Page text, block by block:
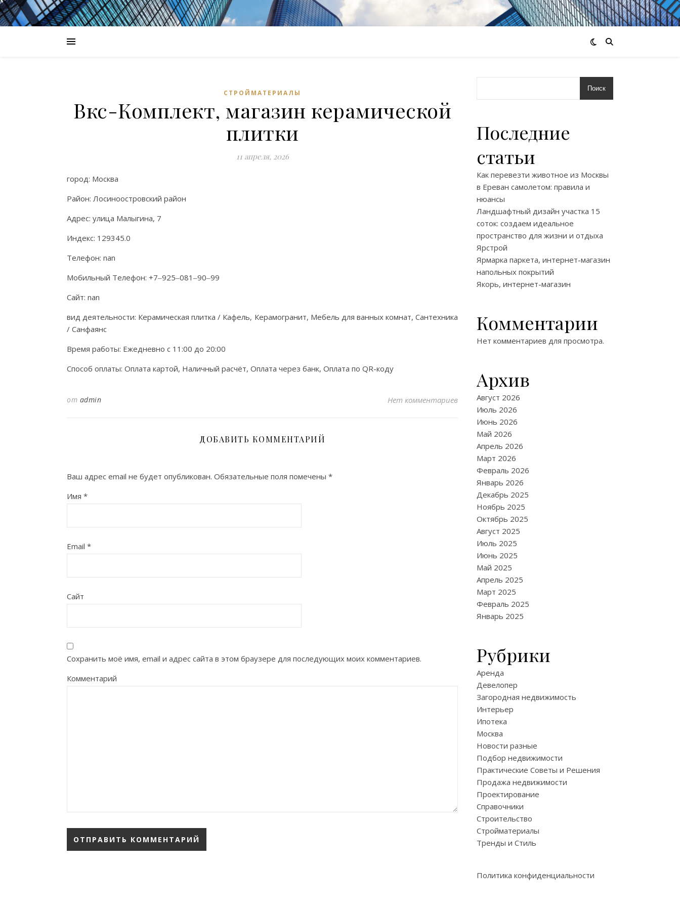
СТРОЙМАТЕРИАЛЫ
Вкс-Комплект, магазин керамической
плитки
11 апреля, 2026
город: Москва
Район: Лосиноостровский район
Адрес: улица Малыгина, 7
Индекс: 129345.0
Телефон: nan
Мобильный Телефон: +7‒925‒081‒90‒99
Сайт: nan
вид деятельности: Керамическая плитка / Кафель, Керамогранит, Мебель для ванных комнат, Сантехника
/ Санфаянс
Время работы: Ежедневно с 11:00 до 20:00
Способ оплаты: Оплата картой, Наличный расчёт, Оплата через банк, Оплата по QR-коду
от admin Нет комментариев
ДОБАВИТЬ КОММЕНТАРИЙ
Ваш адрес email не будет опубликован. Обязательные поля помечены *
Имя *
Email *
Сайт
Сохранить моё имя, email и адрес сайта в этом браузере для последующих моих комментариев.
Комментарий
Поиск
Последние
статьи
Как перевезти животное из Москвы
в Ереван самолетом: правила и
нюансы
Ландшафтный дизайн участка 15
соток: создаем идеальное
пространство для жизни и отдыха
Ярстрой
Ярмарка паркета, интернет-магазин
напольных покрытий
Якорь, интернет-магазин
Комментарии
Нет комментариев для просмотра.
Архив
Август 2026
Июль 2026
Июнь 2026
Май 2026
Апрель 2026
Март 2026
Февраль 2026
Январь 2026
Декабрь 2025
Ноябрь 2025
Октябрь 2025
Август 2025
Июль 2025
Июнь 2025
Май 2025
Апрель 2025
Март 2025
Февраль 2025
Январь 2025
Рубрики
Аренда
Девелопер
Загородная недвижимость
Интерьер
Ипотека
Москва
Новости разные
Подбор недвижимости
Практические Советы и Решения
Продажа недвижимости
Проектирование
Справочники
Строительство
Стройматериалы
Тренды и Стиль
Политика конфиденциальности